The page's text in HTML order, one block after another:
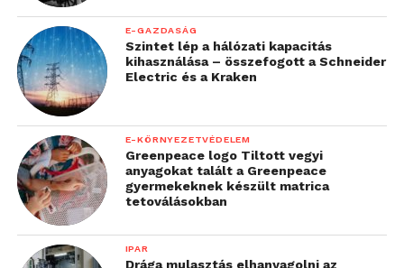
E-GAZDASÁG
Szintet lép a hálózati kapacitás
kihasználása – összefogott a Schneider
Electric és a Kraken
E-KÖRNYEZETVÉDELEM
Greenpeace logo Tiltott vegyi
anyagokat talált a Greenpeace
gyermekeknek készült matrica
tetoválásokban
IPAR
Drága mulasztás elhanyagolni az